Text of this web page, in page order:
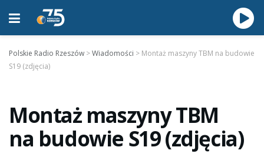
Polskie Radio Rzeszów >Wiadomości > Montaż maszyny TBM na budowie
S19 (zdjęcia)
Montaż maszyny TBM
na budowie S19 (zdjęcia)